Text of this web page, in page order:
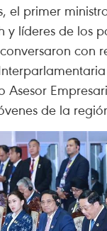
el primer
y líderes de los
con
Asesor
de la